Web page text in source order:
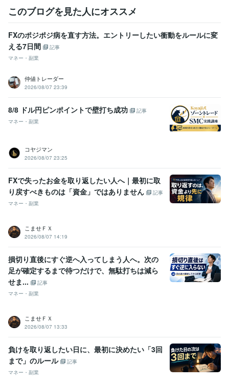
このブログを見た人にオススメ
FXのポジポジ病を直す方法。エントリーしたい衝動をルールに変
える7日間
記事
マネー・副業
仲値トレーダー
2026/08/07 23:39
8/8 ドル円ピンポイントで壁打ち成功
記事
マネー・副業
コヤジマン
2026/08/07 23:25
FXで失ったお金を取り返したい人へ｜最初に取
り戻すべきものは「資金」ではありません
記事
マネー・副業
こませＦＸ
2026/08/07 14:19
損切り直後にすぐ逆へ入ってしまう人へ。次の
足が確定するまで待つだけで、無駄打ちは減ら
せま...
記事
マネー・副業
こませＦＸ
2026/08/07 13:33
負けを取り返したい日に、最初に決めたい「3回
まで」のルール
記事
マネー・副業